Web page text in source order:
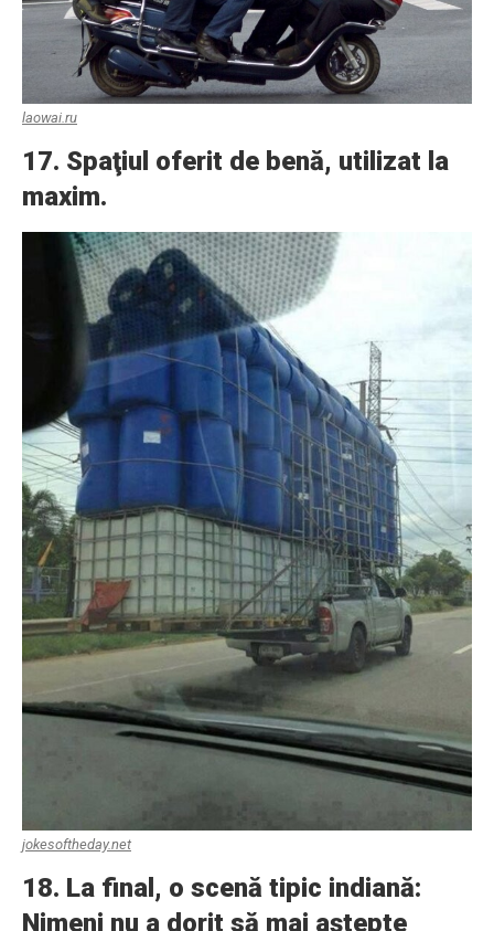
laowai.ru
17. Spaţiul oferit de benă, utilizat la
maxim.
jokesoftheday.net
18. La final, o scenă tipic indiană:
Nimeni nu a dorit să mai aştepte